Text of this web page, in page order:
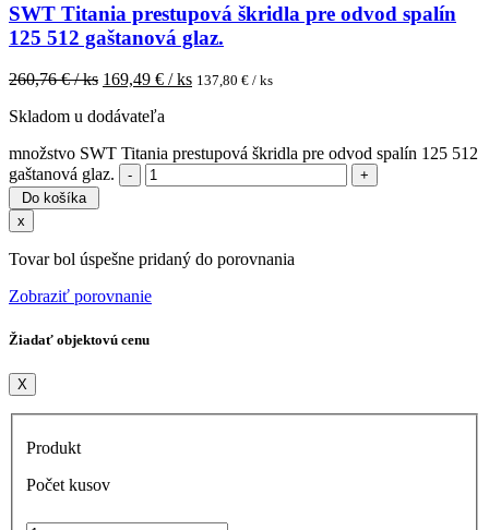
SWT Titania prestupová škridla pre odvod spalín
125 512 gaštanová glaz.
260,76€ / ks 169,49 € / ks 137,80 € / ks
Skladom u dodávateľa
množstvo SWT Titania prestupová škridla pre odvod spalín 125 512
gaštanová glaz.
Do košíka
x
Tovar bol úspešne pridaný do porovnania
Zobraziť porovnanie
Žiadať objektovú cenu
X
Produkt
Počet kusov